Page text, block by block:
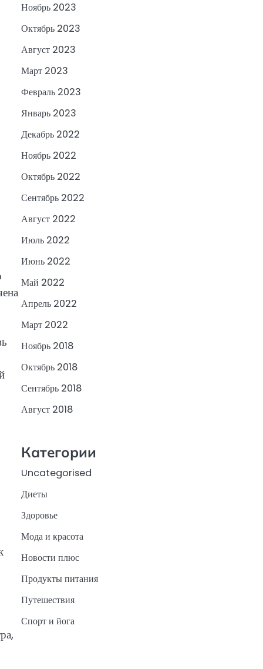
Ноябрь 2023
Октябрь 2023
Август 2023
Март 2023
Февраль 2023
Январь 2023
Декабрь 2022
Ноябрь 2022
Октябрь 2022
Сентябрь 2022
Август 2022
Июль 2022
Июнь 2022
Май 2022
Апрель 2022
Март 2022
Ноябрь 2018
Октябрь 2018
Сентябрь 2018
Август 2018
Категории
Uncategorised
Диеты
Здоровье
Мода и красота
Новости плюс
Продукты питания
Путешествия
Спорт и йога